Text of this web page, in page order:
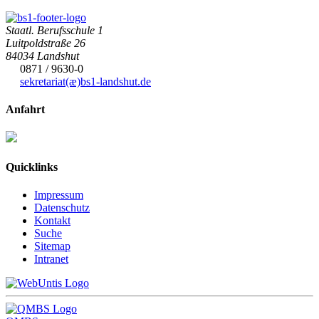
Staatl. Berufsschule 1
Luitpoldstraße 26
84034 Landshut
0871 / 9630-0
sekretariat(æ)bs1-landshut.de
Anfahrt
Quicklinks
Impressum
Datenschutz
Kontakt
Suche
Sitemap
Intranet